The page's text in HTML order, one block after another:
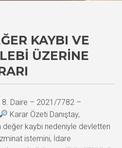
KAYBI VE
ÜZERINE
8. Daire – 2021/7782 –
Karar Özeti Danıştay,
değer kaybı nedeniyle devletten
istemini, İdare